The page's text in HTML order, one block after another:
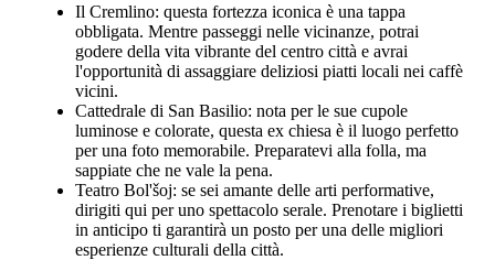
Il Cremlino: questa fortezza iconica è una tappa
obbligata. Mentre passeggi nelle vicinanze, potrai
godere della vita vibrante del centro città e avrai
l'opportunità di assaggiare deliziosi piatti locali nei caffè
vicini.
Cattedrale di San Basilio: nota per le sue cupole
luminose e colorate, questa ex chiesa è il luogo perfetto
per una foto memorabile. Preparatevi alla folla, ma
sappiate che ne vale la pena.
Teatro Bol'šoj: se sei amante delle arti performative,
dirigiti qui per uno spettacolo serale. Prenotare i biglietti
in anticipo ti garantirà un posto per una delle migliori
esperienze culturali della città.